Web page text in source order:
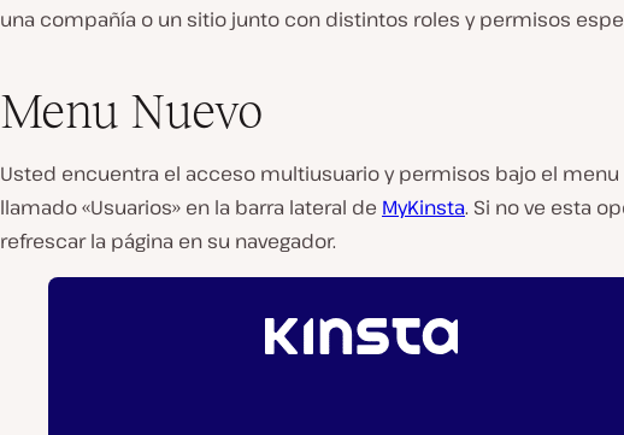
una compañía o un sitio junto con distintos roles y permisos
Menu Nuevo
Usted encuentra el acceso multiusuario y permisos bajo el menu
llamado «Usuarios» en la barra lateral de MyKinsta. Si no ve esta
refrescar la página en su navegador.